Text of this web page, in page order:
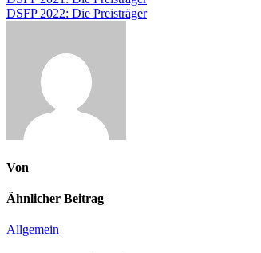
DSFP 2022: Die Preisträger
Von
Ähnlicher Beitrag
Allgemein